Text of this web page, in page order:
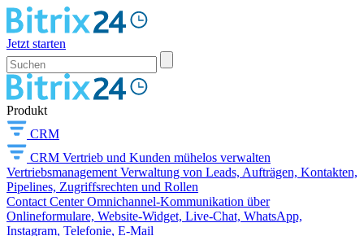
Jetzt starten
Produkt
CRM
CRM Vertrieb und Kunden mühelos verwalten
Vertriebsmanagement Verwaltung von Leads, Aufträgen, Kontakten,
Pipelines, Zugriffsrechten und Rollen
Contact Center Omnichannel-Kommunikation über
Onlineformulare, Website-Widget, Live-Chat, WhatsApp,
Instagram, Telefonie, E-Mail